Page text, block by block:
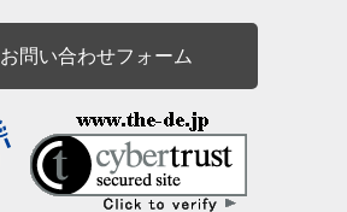
お問い合わせフォーム